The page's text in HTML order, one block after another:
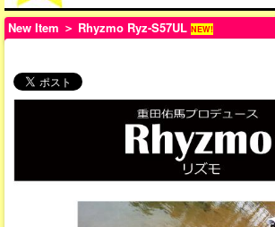
New Item ＞ Rhyzmo Ryz-S57UL NEW!